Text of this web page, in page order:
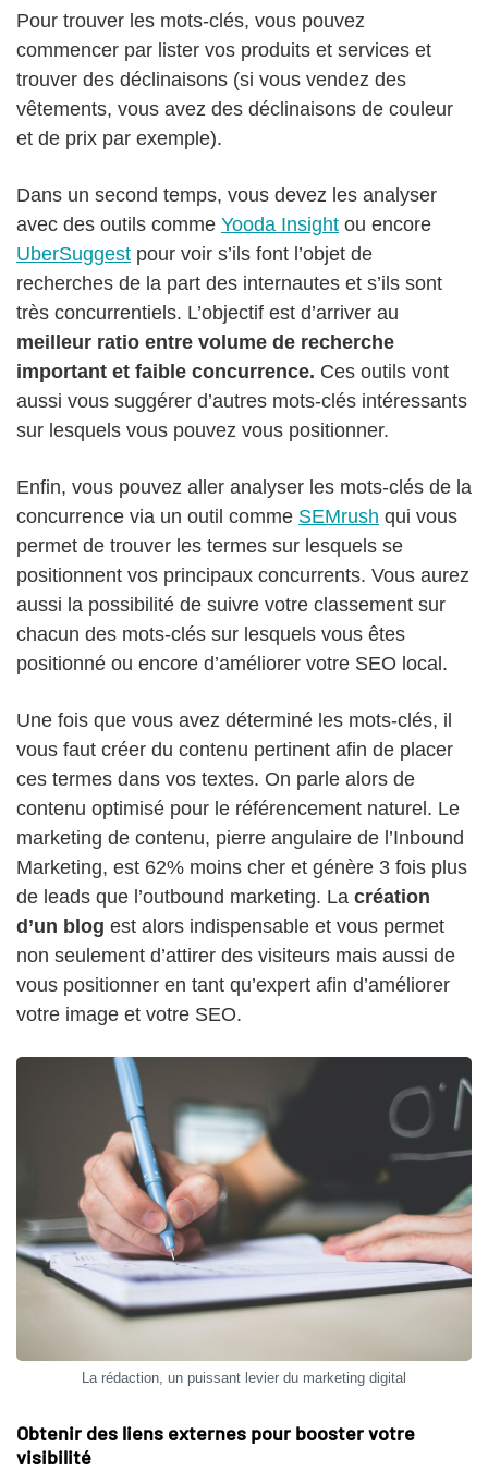
Pour trouver les mots-clés, vous pouvez
commencer par lister vos produits et services et
trouver des déclinaisons (si vous vendez des
vêtements, vous avez des déclinaisons de couleur
et de prix par exemple).
Dans un second temps, vous devez les analyser
avec des outils comme Yooda Insight ou encore
UberSuggest pour voir s’ils font l’objet de
recherches de la part des internautes et s’ils sont
très concurrentiels. L’objectif est d’arriver au
meilleur ratio entre volume de recherche
important et faible concurrence. Ces outils vont
aussi vous suggérer d’autres mots-clés intéressants
sur lesquels vous pouvez vous positionner.
Enfin, vous pouvez aller analyser les mots-clés de la
concurrence via un outil comme SEMrush qui vous
permet de trouver les termes sur lesquels se
positionnent vos principaux concurrents. Vous aurez
aussi la possibilité de suivre votre classement sur
chacun des mots-clés sur lesquels vous êtes
positionné ou encore d’améliorer votre SEO local.
Une fois que vous avez déterminé les mots-clés, il
vous faut créer du contenu pertinent afin de placer
ces termes dans vos textes. On parle alors de
contenu optimisé pour le référencement naturel. Le
marketing de contenu, pierre angulaire de l’Inbound
Marketing, est 62% moins cher et génère 3 fois plus
de leads que l’outbound marketing. La création
d’un blog est alors indispensable et vous permet
non seulement d’attirer des visiteurs mais aussi de
vous positionner en tant qu’expert afin d’améliorer
votre image et votre SEO.
La rédaction, un puissant levier du marketing digital
Obtenir des liens externes pour booster votre
visibilité